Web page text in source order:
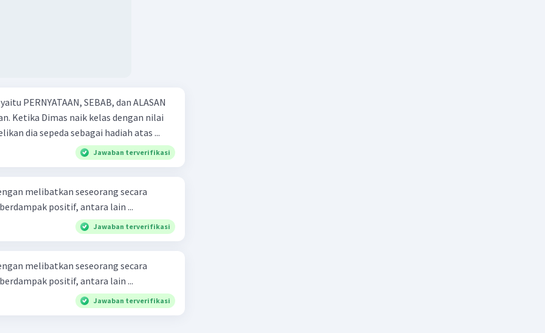
PERNYATAAN, SEBAB, dan ALASAN
nilai
dia sepeda sebagai hadiah atas ...
Jawaban terverifikasi
melibatkan seseorang secara
positif, antara lain ...
Jawaban terverifikasi
melibatkan seseorang secara
positif, antara lain ...
Jawaban terverifikasi